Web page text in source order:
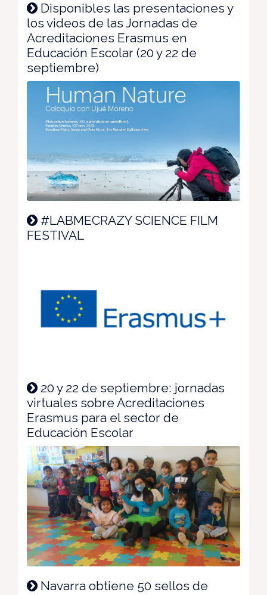
Disponibles las presentaciones y
los videos de las Jornadas de
Acreditaciones Erasmus en
Educación Escolar (20 y 22 de
septiembre)
#LABMECRAZY SCIENCE FILM
FESTIVAL
20 y 22 de septiembre: jornadas
virtuales sobre Acreditaciones
Erasmus para el sector de
Educación Escolar
Navarra obtiene 50 sellos de